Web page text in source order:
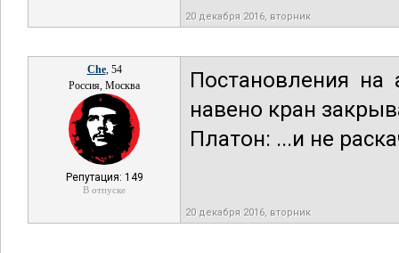
20 декабря 2016, вторник
Che, 54
Россия, Москва
Репутация: 149
В отпуске
Постановления
навено кран
Платон: ...и не
20 декабря 2016, вторник